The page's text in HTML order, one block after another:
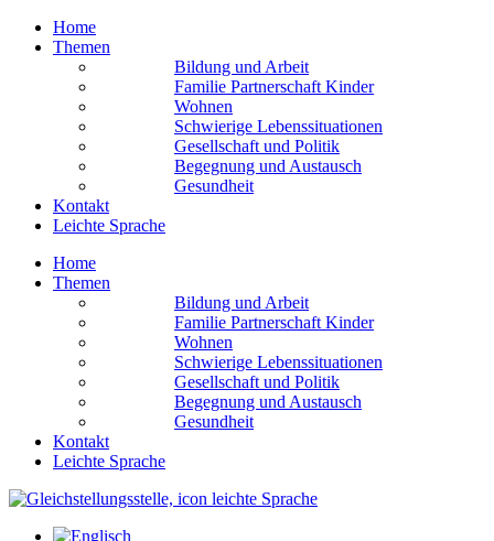
Home
Themen
Bildung und Arbeit
Familie Partnerschaft Kinder
Wohnen
Schwierige Lebens­situationen
Gesellschaft und Politik
Begegnung und Austausch
Gesundheit
Kontakt
Leichte Sprache
Home
Themen
Bildung und Arbeit
Familie Partnerschaft Kinder
Wohnen
Schwierige Lebens­situationen
Gesellschaft und Politik
Begegnung und Austausch
Gesundheit
Kontakt
Leichte Sprache